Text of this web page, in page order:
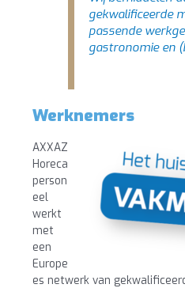
gekwalificeerde
passende
gastronomie en
Werknemers
AXXAZ
Horeca
person
eel
werkt
met
een
Europe
es netwerk van